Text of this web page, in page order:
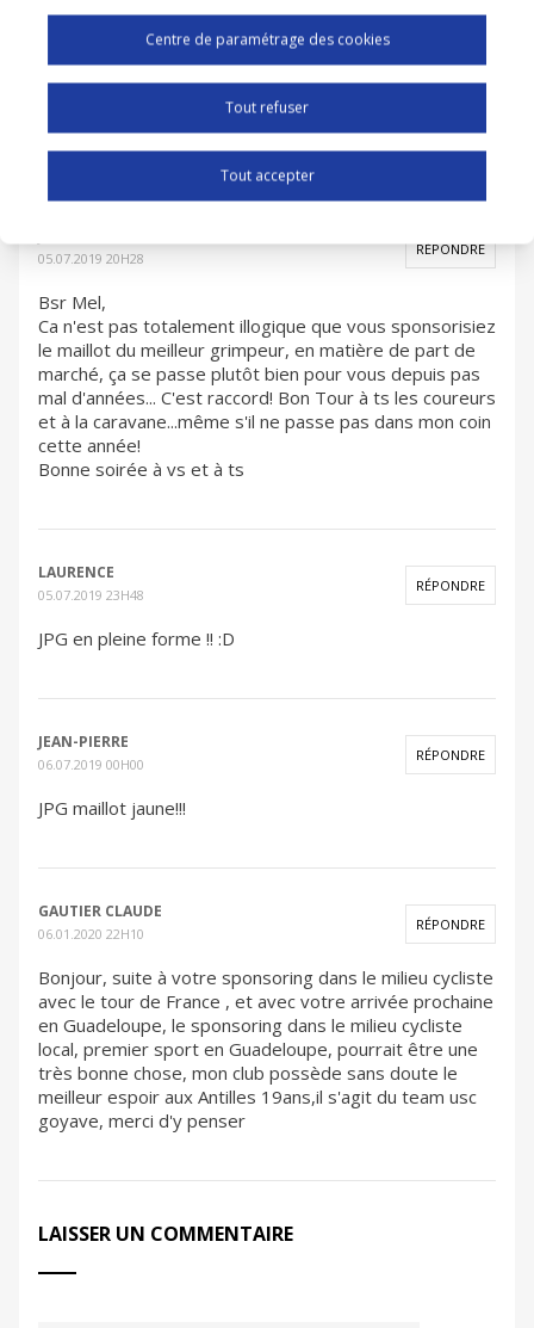
Les deux en tandem là, celui de devant, avec ce
cagnard...et sa légère surcharge pondérale, même avec
le maigrelet qui pédale derrière, vous allez le perdre...
;-)))
J'adore ces ambiances de fête.
Bravo, bravo, bravo...
05.07.2019 20H28
RÉPONDRE
Bsr Mel,
Ca n'est pas totalement illogique que vous sponsorisiez
le maillot du meilleur grimpeur, en matière de part de
marché, ça se passe plutôt bien pour vous depuis pas
mal d'années... C'est raccord! Bon Tour à ts les coureurs
et à la caravane...même s'il ne passe pas dans mon coin
cette année!
Bonne soirée à vs et à ts
LAURENCE
05.07.2019 23H48
RÉPONDRE
JPG en pleine forme !! :D
JEAN-PIERRE
06.07.2019 00H00
RÉPONDRE
JPG maillot jaune!!!
GAUTIER CLAUDE
06.01.2020 22H10
RÉPONDRE
Bonjour, suite à votre sponsoring dans le milieu cycliste
avec le tour de France , et avec votre arrivée prochaine
en Guadeloupe, le sponsoring dans le milieu cycliste
local, premier sport en Guadeloupe, pourrait être une
très bonne chose, mon club possède sans doute le
meilleur espoir aux Antilles 19ans,il s'agit du team usc
goyave, merci d'y penser
LAISSER UN COMMENTAIRE
Centre de paramétrage des cookies
Tout refuser
Tout accepter